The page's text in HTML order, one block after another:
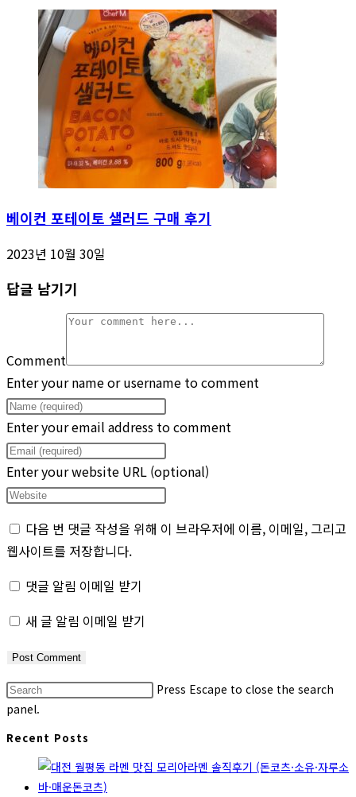
베이컨 포테이토 샐러드 구매 후기
2023년 10월 30일
답글 남기기
Comment
Enter your name or username to comment
Enter your email address to comment
Enter your website URL (optional)
다음 번 댓글 작성을 위해 이 브라우저에 이름, 이메일, 그리고
웹사이트를 저장합니다.
댓글 알림 이메일 받기
새 글 알림 이메일 받기
Press Escape to close the search
panel.
Recent Posts